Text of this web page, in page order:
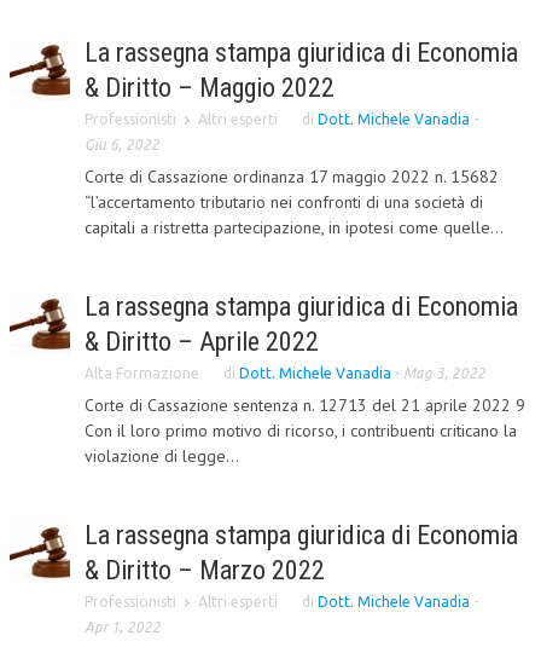
SVILUPPO SOSTENIBILE
PERSONA E CITTÀ
L’UMANISTA
DIRITTO
DIRITTO PENALE D’IMPRESA
DIRITTO DEL WEB
DIRITTO DELLE IMPRESE IN CRISI
CRIMINOLOGIA E CRIMINALISTICA
SICUREZZA SUL LAVORO
DIRITTO TRIBUTARIO
FISCALITÀ INTERNAZIONALE
TAX RISK MANAGEMENT
La rassegna stampa giuridica di Economia
& Diritto – Maggio 2022
Professionisti Altri esperti di Dott. Michele Vanadia -
Giu 6, 2022
Corte di Cassazione ordinanza 17 maggio 2022 n. 15682
“l’accertamento tributario nei confronti di una società di
capitali a ristretta partecipazione, in ipotesi come quelle...
La rassegna stampa giuridica di Economia
& Diritto – Aprile 2022
Alta Formazione di Dott. Michele Vanadia - Mag 3, 2022
Corte di Cassazione sentenza n. 12713 del 21 aprile 2022 9
Con il loro primo motivo di ricorso, i contribuenti criticano la
violazione di legge...
La rassegna stampa giuridica di Economia
& Diritto – Marzo 2022
Professionisti Altri esperti di Dott. Michele Vanadia -
Apr 1, 2022